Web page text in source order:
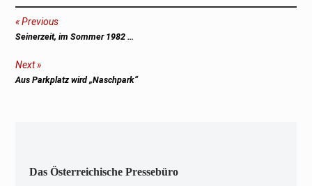
Beitragsnavigation
Previous
Previous
Seinerzeit, im Sommer 1982 …
Next
Next
Aus Parkplatz wird „Naschpark“
Das Österreichische Pressebüro